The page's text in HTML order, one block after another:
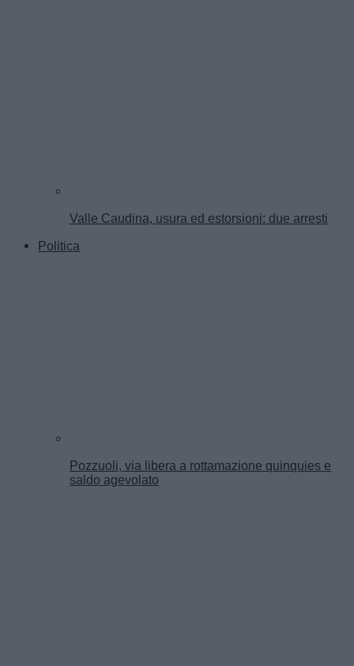
Valle Caudina, usura ed estorsioni: due arresti
Politica
Pozzuoli, via libera a rottamazione quinquies e
saldo agevolato